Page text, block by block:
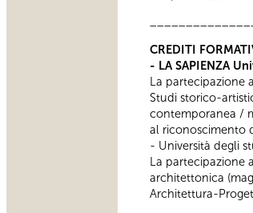
CREDITI
- LA SAPIENZA
La partecipazione
Studi storico-
contemporanea /
al riconoscimento
- Università degli
La partecipazione
architettonica
Architettura-